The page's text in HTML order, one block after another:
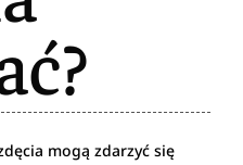
mogą zdarzyć się